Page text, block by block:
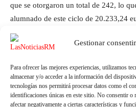
Gestionar
Para ofrecer las mejores experiencias, utilizamos
almacenar y/o acceder a la información del
tecnologías nos permitirá procesar datos como el
identificaciones únicas en este sitio. No consentir o
afectar negativamente a ciertas características y
que se otorgaron un total de 242, lo
alumnado de este ciclo de 20.233,24